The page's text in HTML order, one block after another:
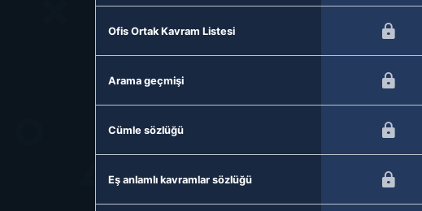
Ofis Ortak Kavram Listesi
Arama geçmişi
Cümle sözlüğü
Eş anlamlı kavramlar sözlüğü